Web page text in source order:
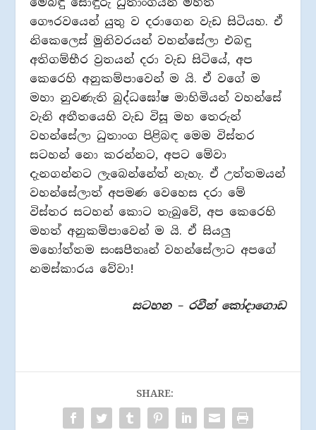
ගෞරවයෙන් යුතු ව දරාගෙන වැඩ සිටියහ. ඒ
නිකෙලෙස් මුනිවරයන් වහන්සේලා එබඳු
අතිගම්භීර ව්‍රතයන් දරා වැඩ සිටියේ, අප
කෙරෙහි අනුකම්පාවෙන් ම යි. ඒ වගේ ම
මහා නුවණැති බුද්ධඝෝෂ මාහිමියන් වහන්සේ
වැනි අතීතයෙහි වැඩ විසූ මහ තෙරුන්
වහන්සේලා ධුතාංග පිළිබඳ මෙම විස්තර
සටහන් නො කරන්නට, අපට මේවා
දැනගන්නට ලැබෙන්නේත් නැහැ. ඒ උත්තමයන්
වහන්සේලාත් අපමණ වෙහෙස දරා මේ
විස්තර සටහන් කොට තැබුවේ, අප කෙරෙහි
මහත් අනුකම්පාවෙන් ම යි. ඒ සියලු
මහෝත්තම සංඝපීතෘන් වහන්සේලාට අපගේ
නමස්කාරය වේවා!
සටහන – රවීන් කෝදාගොඩ
SHARE: